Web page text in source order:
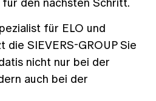
für ELO und
SIEVERS-GROUP Sie
nicht nur bei der
auch bei der